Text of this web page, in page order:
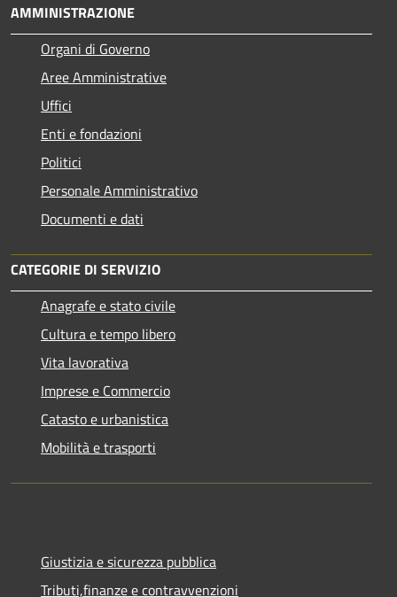
AMMINISTRAZIONE
Organi di Governo
Aree Amministrative
Uffici
Enti e fondazioni
Politici
Personale Amministrativo
Documenti e dati
CATEGORIE DI SERVIZIO
Anagrafe e stato civile
Cultura e tempo libero
Vita lavorativa
Imprese e Commercio
Catasto e urbanistica
Mobilità e trasporti
Giustizia e sicurezza pubblica
Tributi,finanze e contravvenzioni